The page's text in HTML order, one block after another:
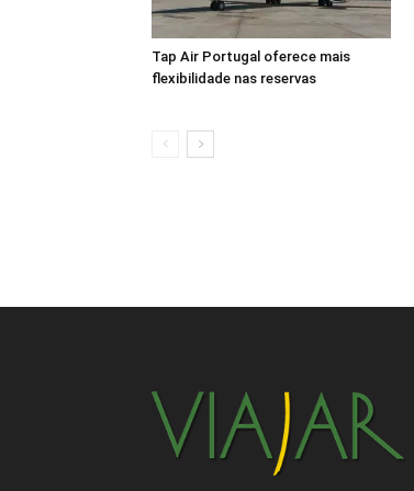
Tap Air Portugal oferece mais
flexibilidade nas reservas